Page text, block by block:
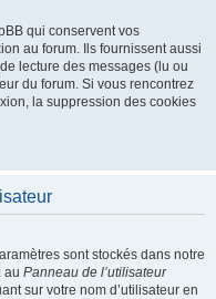
qui conservent vos
au forum. Ils fournissent aussi
lecture des messages (lu ou
du forum. Si vous rencontrez
la suppression des cookies
sont stockés dans notre
au Panneau de l’utilisateur
sur votre nom d’utilisateur en